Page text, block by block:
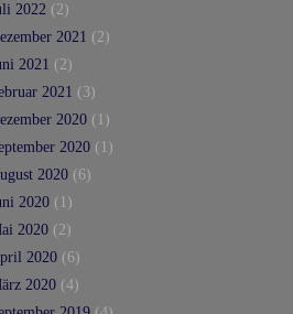
2022 (2)
2021 (2)
2021 (2)
2021 (3)
2020 (1)
2020 (1)
2020 (6)
2020 (1)
2020 (2)
2020 (6)
2020 (4)